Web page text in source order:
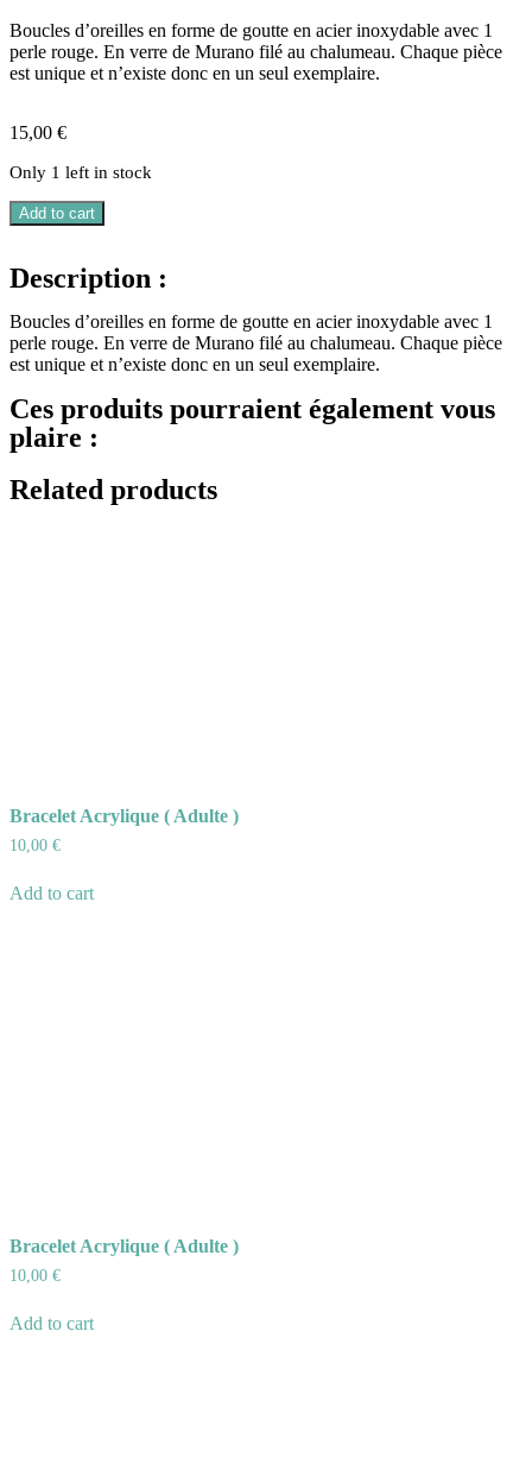
Boucles d’oreilles en forme de goutte en acier inoxydable avec 1
perle rouge. En verre de Murano filé au chalumeau. Chaque pièce
est unique et n’existe donc en un seul exemplaire.
15,00 €
Only 1 left in stock
Add to cart
Description :
Boucles d’oreilles en forme de goutte en acier inoxydable avec 1
perle rouge. En verre de Murano filé au chalumeau. Chaque pièce
est unique et n’existe donc en un seul exemplaire.
Ces produits pourraient également vous
plaire :
Related products
Bracelet Acrylique ( Adulte )
10,00 €
Add to cart
Bracelet Acrylique ( Adulte )
10,00 €
Add to cart